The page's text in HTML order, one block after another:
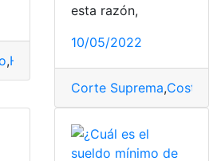
,Horas extras
esta razón,
10/05/2022
Corte Suprema,Costa